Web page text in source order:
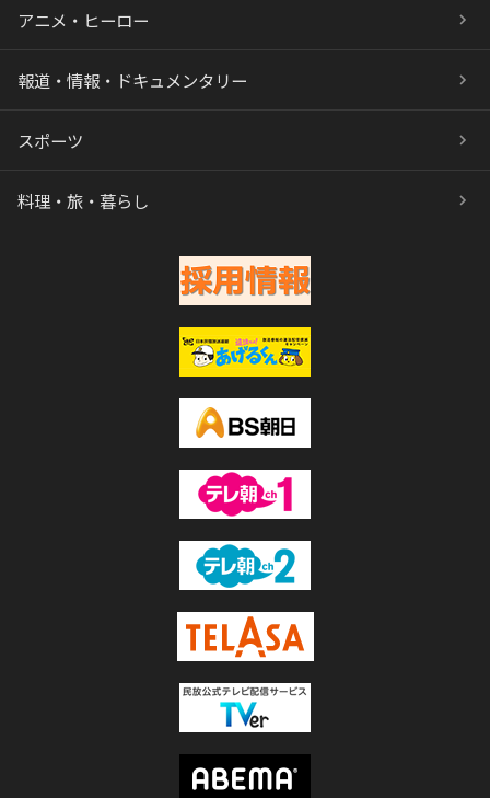
アニメ・ヒーロー
報道・情報・ドキュメンタリー
スポーツ
料理・旅・暮らし